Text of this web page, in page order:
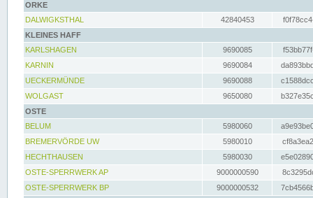
ORKE
DALWIGKSTHAL
42840453
KLEINES HAFF
KARLSHAGEN
9690085
KARNIN
9690084
UECKERMÜNDE
9690088
WOLGAST
9650080
OSTE
BELUM
5980060
BREMERVÖRDE UW
5980010
HECHTHAUSEN
5980030
OSTE-SPERRWERK AP
9000000590
OSTE-SPERRWERK BP
9000000532